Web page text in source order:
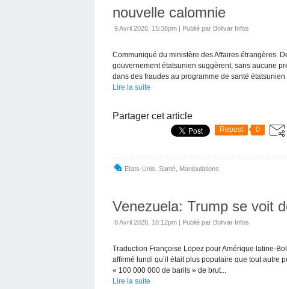
nouvelle calomnie
9 Avril 2026, 15:38pm | Publié par Bolivar Infos
Communiqué du ministère des Affaires étrangères.
gouvernement étatsunien suggèrent, sans aucune
dans des fraudes au programme de santé étatsunien
Lire la suite
Partager cet article
Repost 0
Etats-Unis Santé Manipulations
Venezuela: Trump se voit
8 Avril 2026, 16:12pm | Publié par Bolivar Infos
Traduction Françoise Lopez pour Amérique latine-
affirmé lundi qu’il était plus populaire que tout autre
« 100 000 000 de barils » de brut...
Lire la suite